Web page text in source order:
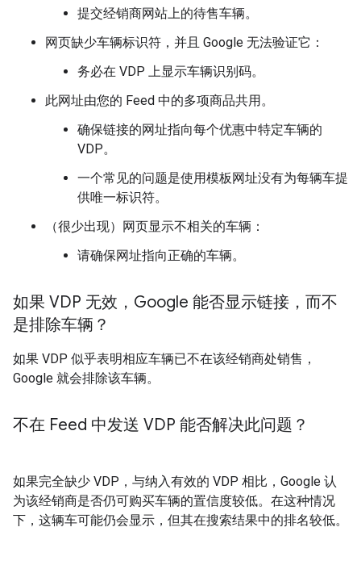
提交经销商网站上的待售车辆。
网页缺少车辆标识符，并且 Google 无法验证它：
务必在 VDP 上显示车辆识别码。
此网址由您的 Feed 中的多项商品共用。
确保链接的网址指向每个优惠中特定车辆的
VDP。
一个常见的问题是使用模板网址没有为每辆车提
供唯一标识符。
（很少出现）网页显示不相关的车辆：
请确保网址指向正确的车辆。
如果 VDP 无效，Google 能否显示链接，而不
是排除车辆？
如果 VDP 似乎表明相应车辆已不在该经销商处销售，
Google 就会排除该车辆。
不在 Feed 中发送 VDP 能否解决此问题？
如果完全缺少 VDP，与纳入有效的 VDP 相比，Google 认
为该经销商是否仍可购买车辆的置信度较低。在这种情况
下，这辆车可能仍会显示，但其在搜索结果中的排名较低。